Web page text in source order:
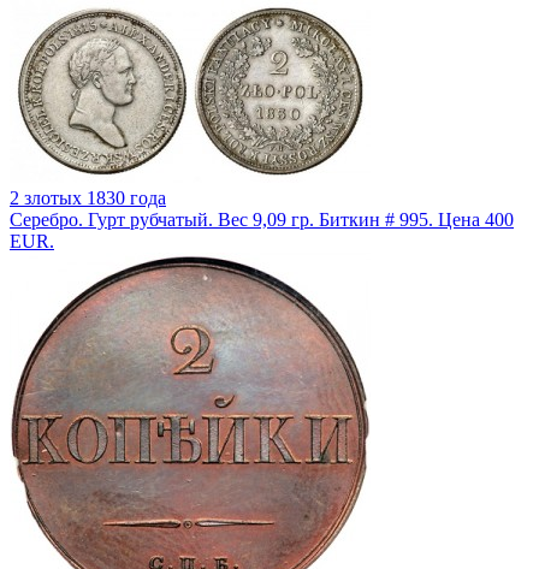
2 злотых 1830 года
Серебро. Гурт рубчатый. Вес 9,09 гр. Биткин # 995. Цена 400
EUR.